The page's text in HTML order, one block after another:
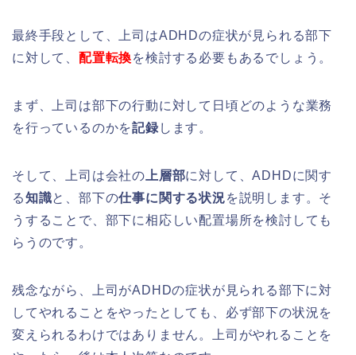
最終手段として、上司はADHDの症状が見られる部下
に対して、 配置転換を検討する必要もあるでしょう。
まず、上司は部下の行動に対して日頃どのような業務
を行っているのかを記録 します。
そして、上司は会社の 上層部に対して、ADHDに関す
る知識と、部下の仕事に関する状況を説明します。そ
うすることで、部下に相応しい配置場所を検討しても
らうのです。
残念ながら、上司がADHDの症状が見られる部下に対
してやれることをやったとしても、必ず部下の状況を
変えられるわけではありません。上司がやれることを